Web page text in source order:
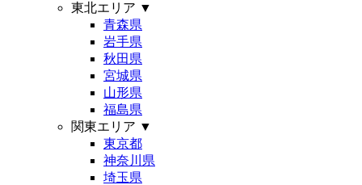
東北エリア ▼
青森県
岩手県
秋田県
宮城県
山形県
福島県
関東エリア ▼
東京都
神奈川県
埼玉県